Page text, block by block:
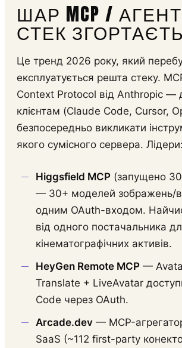
ШАР MCP /
СТЕК
Це тренд 2026 року, який
експлуатується решта стеку.
Context Protocol від Anthropic —
клієнтам (Claude Code, Cursor,
безпосередньо викликати
якого сумісного сервера. Лідери:
Higgsfield MCP (запущено
— 30+ моделей зображень/
одним OAuth-входом.
від одного постачальника
кінематографічних активів.
HeyGen Remote MCP —
Translate + LiveAvatar
Code через OAuth.
Arcade.dev — MCP-
SaaS (~112 first-party